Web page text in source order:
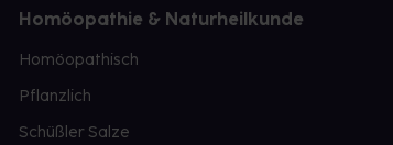
Homöopathie & Naturheilkunde
Homöopathisch
Pflanzlich
Schüßler Salze